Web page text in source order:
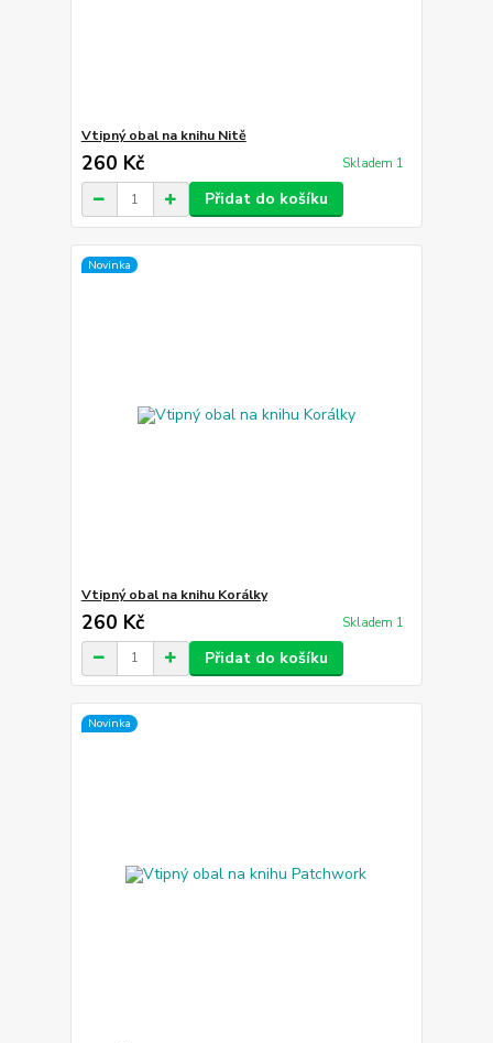
Vtipný obal na knihu Nitě
260 Kč Skladem 1
Přidat do košíku
Novinka
Vtipný obal na knihu Korálky
260 Kč Skladem 1
Přidat do košíku
Novinka